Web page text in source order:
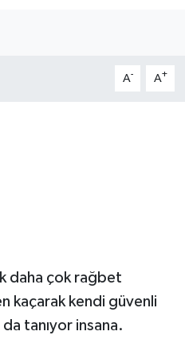
A- A+
daha çok rağbet
kaçarak kendi güvenli
da tanıyor insana.